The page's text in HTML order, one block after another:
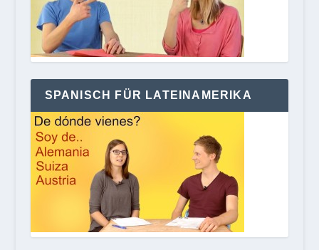
SPANISCH FÜR LATEINAMERIKA